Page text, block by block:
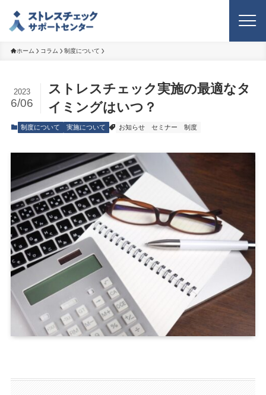
ホーム コラム 制度について
ストレスチェック実施の最適なタ
イミングはいつ？
2023
6/06
制度について 実施について お知らせ セミナー 制度